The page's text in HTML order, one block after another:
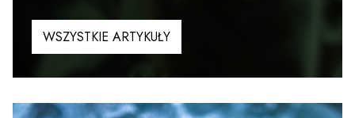
WSZYSTKIE ARTYKUŁY